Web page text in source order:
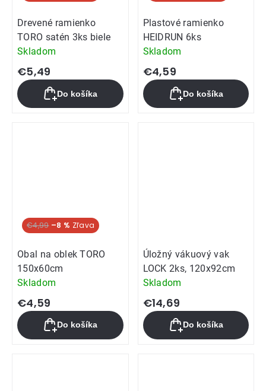
Drevené ramienko
TORO satén 3ks biele
Skladom
€5,49
Do košíka
Plastové ramienko
HEIDRUN 6ks
Skladom
€4,59
Do košíka
€4,99 –8 %
Obal na oblek TORO
150x60cm
Skladom
€4,59
Do košíka
Úložný vákuový vak
LOCK 2ks, 120x92cm
Skladom
€14,69
Do košíka